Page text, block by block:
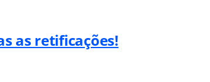
as retificações!